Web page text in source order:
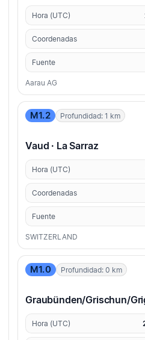
Hora (UTC)
Coordenadas
Fuente
Aarau AG
M1.2 Profundidad: 1 km
Vaud · La Sarraz
Hora (UTC)
Coordenadas
Fuente
SWITZERLAND
M1.0 Profundidad: 0 km
Graubünden/Grischun/
Hora (UTC)